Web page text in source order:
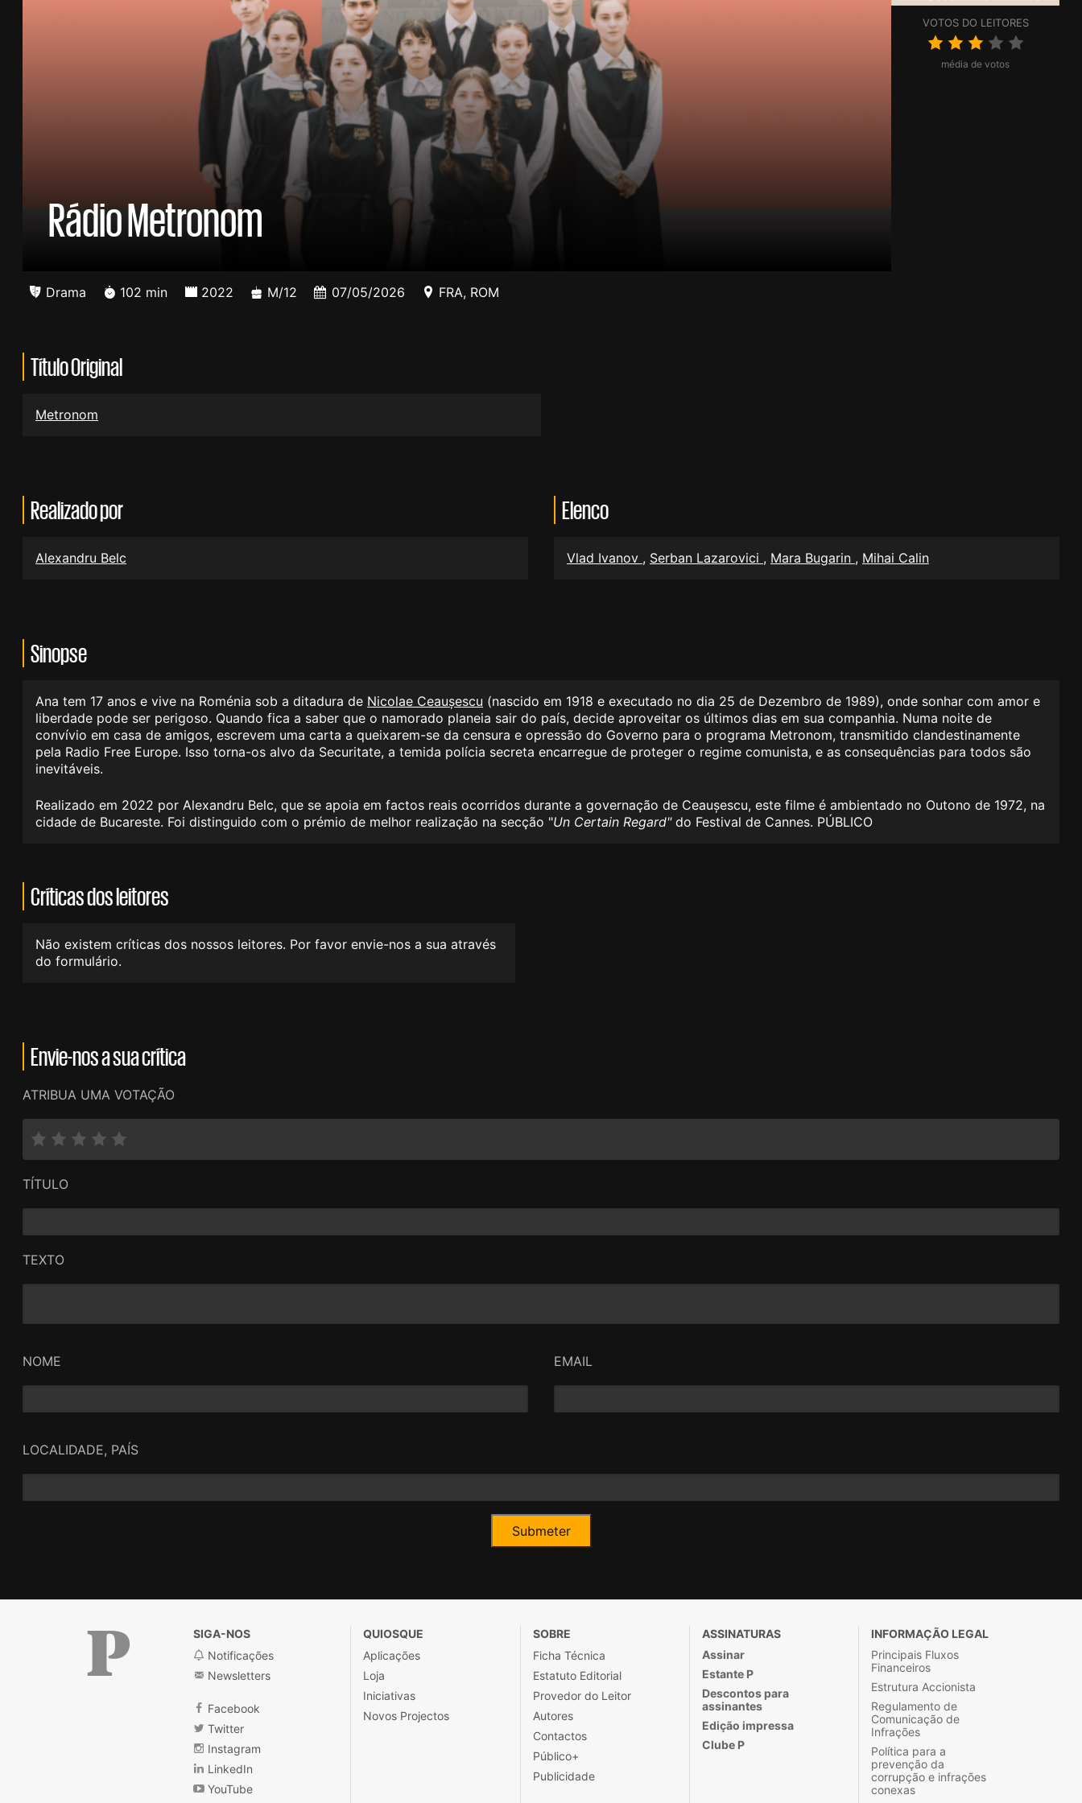
Rádio Metronom
VOTOS DO LEITORES
média de votos
Drama 102 min 2022 M/12 07/05/2026 FRA, ROM
Título Original
Metronom
Realizado por
Alexandru Belc
Elenco
Vlad Ivanov , Serban Lazarovici , Mara Bugarin , Mihai Calin
Sinopse
Ana tem 17 anos e vive na Roménia sob a ditadura de Nicolae Ceaușescu (nascido em 1918 e executado no dia 25 de Dezembro de 1989), onde sonhar com amor e
liberdade pode ser perigoso. Quando fica a saber que o namorado planeia sair do país, decide aproveitar os últimos dias em sua companhia. Numa noite de
convívio em casa de amigos, escrevem uma carta a queixarem-se da censura e opressão do Governo para o programa Metronom, transmitido clandestinamente
pela Radio Free Europe. Isso torna-os alvo da Securitate, a temida polícia secreta encarregue de proteger o regime comunista, e as consequências para todos são
inevitáveis.
Realizado em 2022 por Alexandru Belc, que se apoia em factos reais ocorridos durante a governação de Ceaușescu, este filme é ambientado no Outono de 1972, na
cidade de Bucareste. Foi distinguido com o prémio de melhor realização na secção "Un Certain Regard"do Festival de Cannes. PÚBLICO
Críticas dos leitores
Não existem críticas dos nossos leitores. Por favor envie-nos a sua através
do formulário.
Envie-nos a sua crítica
ATRIBUA UMA VOTAÇÃO
TÍTULO
TEXTO
NOME EMAIL
LOCALIDADE, PAÍS
Público
SIGA-NOS
Notificações
Newsletters
Facebook
Twitter
Instagram
LinkedIn
YouTube
QUIOSQUE
Aplicações
Loja
Iniciativas
Novos Projectos
SOBRE
Ficha Técnica
Estatuto Editorial
Provedor do Leitor
Autores
Contactos
Público+
Publicidade
ASSINATURAS
Assinar
Estante P
Descontos para
assinantes
Edição impressa
Clube P
INFORMAÇÃO LEGAL
Principais Fluxos
Financeiros
Estrutura Accionista
Regulamento de
Comunicação de
Infrações
Política para a
prevenção da
corrupção e infrações
conexas